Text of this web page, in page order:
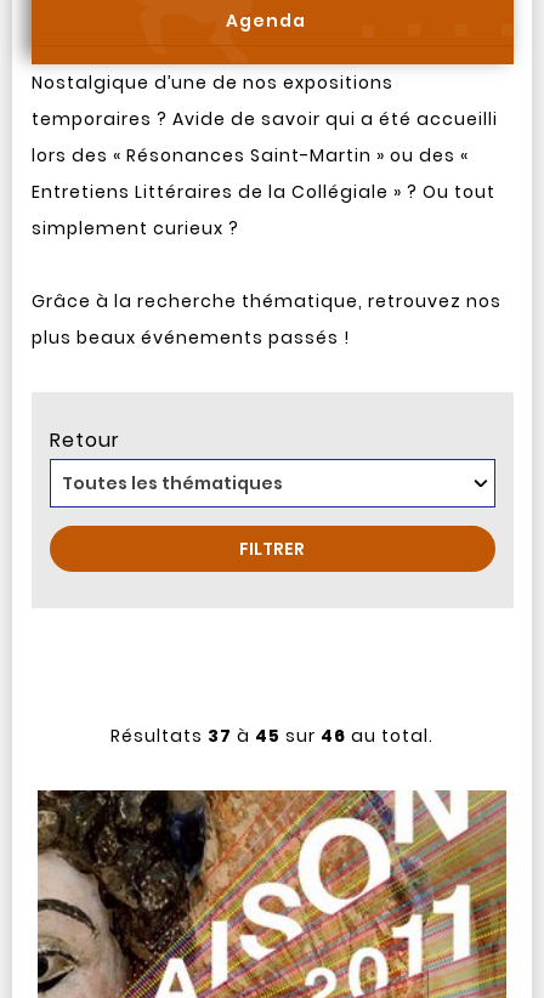
Agenda
Nostalgique d’une de nos expositions
temporaires ? Avide de savoir qui a été accueilli
lors des « Résonances Saint-Martin » ou des «
Entretiens Littéraires de la Collégiale » ? Ou tout
simplement curieux ?
Grâce à la recherche thématique, retrouvez nos
plus beaux événements passés !
Retour
Résultats 37 à 45 sur 46 au total.